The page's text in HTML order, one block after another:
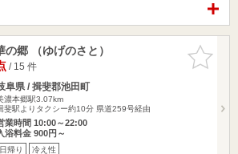
お気に入
りに追加
郷 （ゆげのさと）
/ 15 件
阜県 / 揖斐郡池田町
濃本郷駅3.07km
斐駅よりタクシー約10分 県道259号経由
業時間 10:00～22:00
浴料金 900円～
日帰り 冷え性